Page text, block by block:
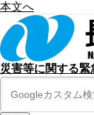
本文へ
災害等に関する緊